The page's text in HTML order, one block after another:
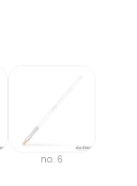
no. 6